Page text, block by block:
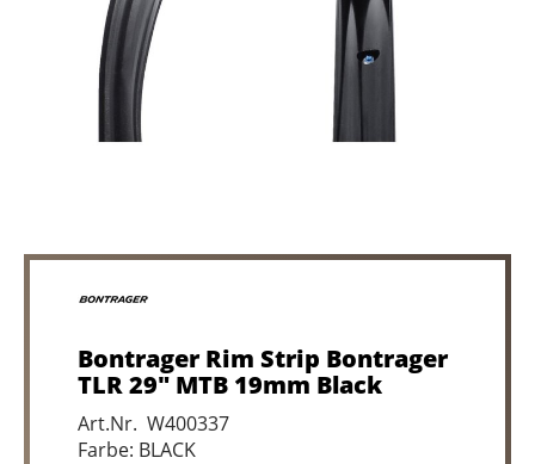
Bontrager Rim Strip Bontrager
TLR 29" MTB 19mm Black
Art.Nr. W400337
Farbe: BLACK